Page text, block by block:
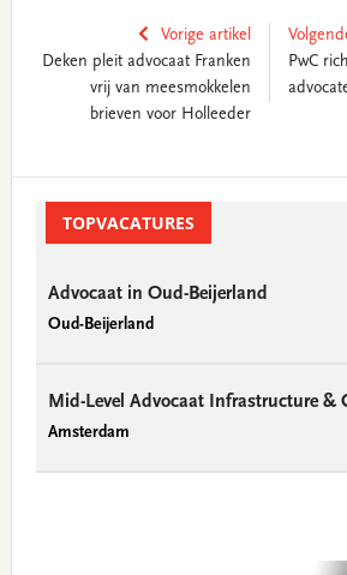
Vorige artikel
Deken pleit advocaat Franken
vrij van meesmokkelen
brieven voor Holleeder
PwC
SidebarTOPVACATURES
Advocaat in Oud-Beijerland
Oud-Beijerland
Mid-Level Advocaat Infrastructure &
Amsterdam